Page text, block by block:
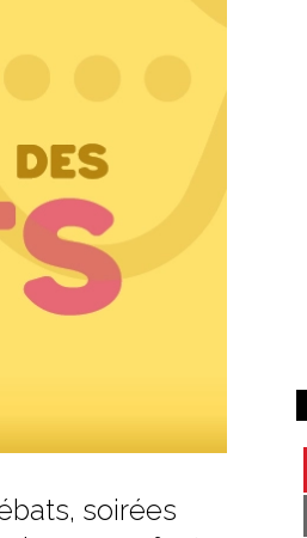
soirées